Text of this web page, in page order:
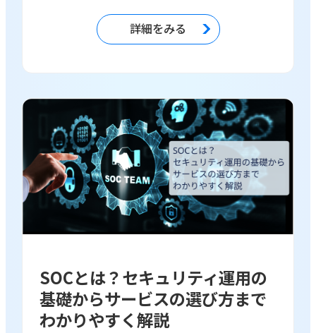
詳細をみる
SOCとは？セキュリティ運用の
基礎からサービスの選び方まで
わかりやすく解説